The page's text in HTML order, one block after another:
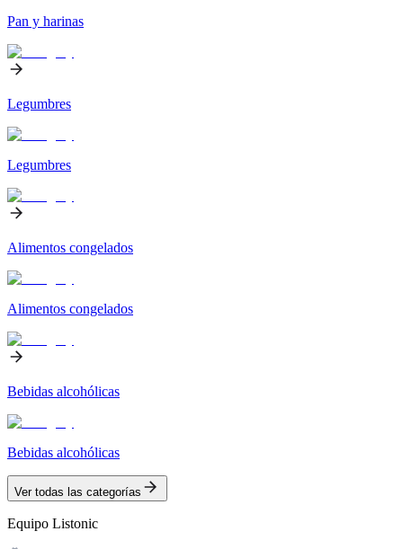
Pan y harinas
Legumbres
Legumbres
Alimentos congelados
Alimentos congelados
Bebidas alcohólicas
Bebidas alcohólicas
Ver todas las categorías
Equipo Listonic